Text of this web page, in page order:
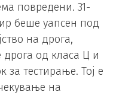
повредени. 31-
беше уапсен под
на дрога,
од класа Ц и
тестирање. Тој е
на